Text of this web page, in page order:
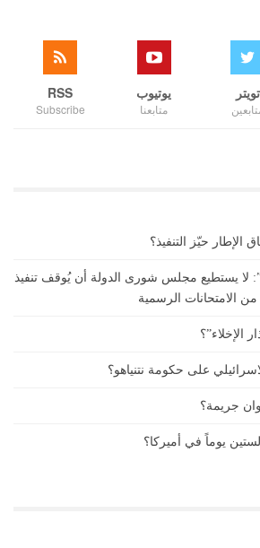
تويتر يوتيوب
متابعنا
RSS
Subscribe
الإطار حيّز التنفيذ؟
لا يستطيع مجلس شورى الدولة أن يُوقف تنفيذ
الامتحانات الرسمية
الإخلاء”؟
على حكومة نتنياهو؟
جريمة؟
يوماً في أميركا؟